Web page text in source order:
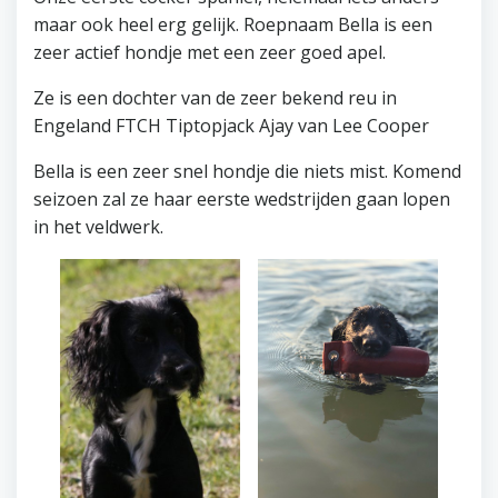
maar ook heel erg gelijk. Roepnaam Bella is een
zeer actief hondje met een zeer goed apel.
Ze is een dochter van de zeer bekend reu in
Engeland FTCH Tiptopjack Ajay van Lee Cooper
Bella is een zeer snel hondje die niets mist. Komend
seizoen zal ze haar eerste wedstrijden gaan lopen
in het veldwerk.